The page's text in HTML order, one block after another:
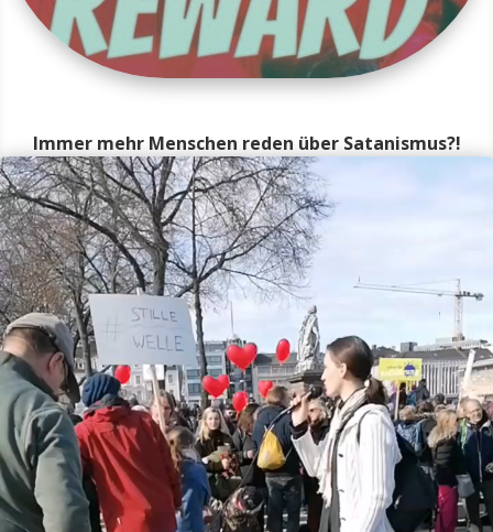
Immer mehr Menschen reden über Satanismus?!